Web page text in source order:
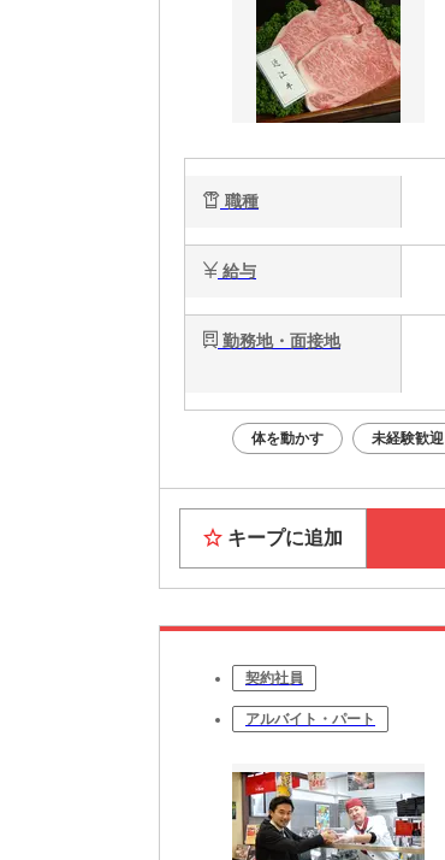
職種
給与
勤務地・面接地
体を動かす 未経験歓迎
キープに追加
契約社員
アルバイト・パート